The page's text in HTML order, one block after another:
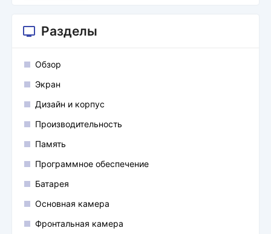
Разделы
Обзор
Экран
Дизайн и корпус
Производительность
Память
Программное обеспечение
Батарея
Основная камера
Фронтальная камера